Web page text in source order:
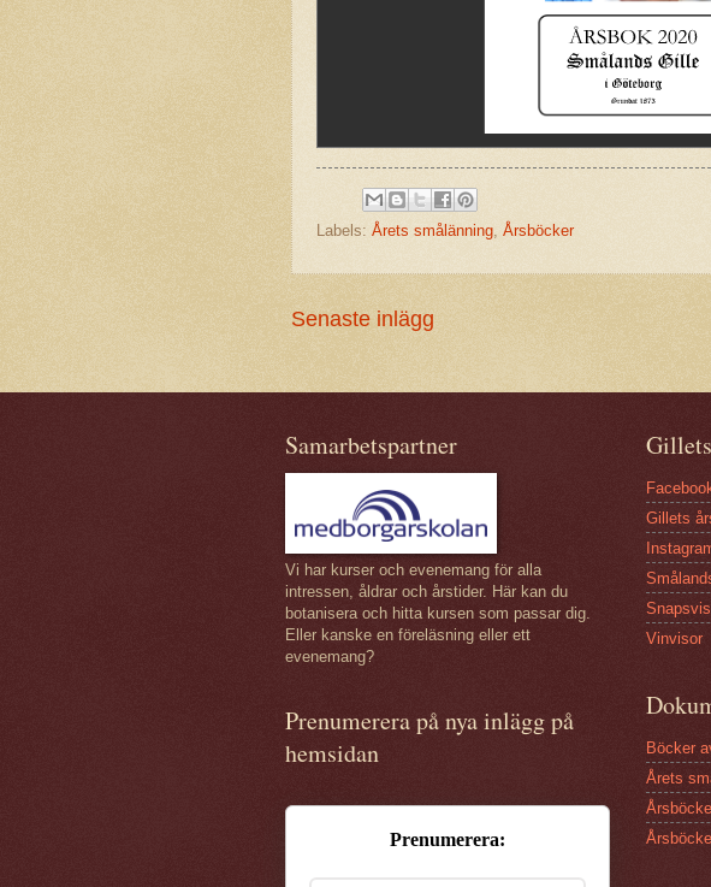
Labels: Årets smålänning, Årsböcker
Senaste inlägg
Samarbetspartner
Vi har kurser och evenemang för alla
intressen, åldrar och årstider. Här kan du
botanisera och hitta kursen som passar dig.
Eller kanske en föreläsning eller ett
evenemang?
Prenumerera på nya inlägg på
hemsidan
Prenumerera:
Gillets
Vinvisor
Böcker
Årets